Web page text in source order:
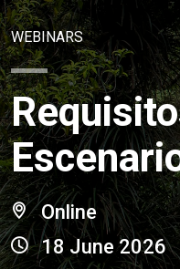
WEBINARS
Online
18 June 2026